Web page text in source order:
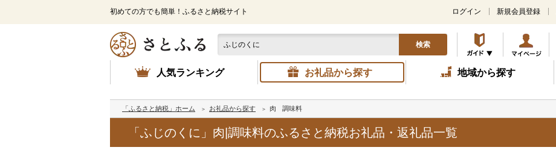
初めての方でも簡単！ふるさと納税サイト ログイン 新規会員登録
検索
人気ランキング お礼品から探す 地域から探す
「ふるさと納税」ホーム お礼品から探す 肉 調味料
「ふじのくに」肉|調味料のふるさと納税お礼品・返礼品一覧